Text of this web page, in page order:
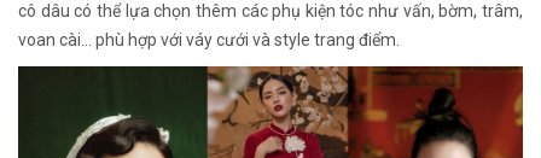
cô dâu có thể lựa chọn thêm các phụ kiện tóc như vấn, bờm, trâm,
voan cài… phù hợp với váy cưới và style trang điểm.